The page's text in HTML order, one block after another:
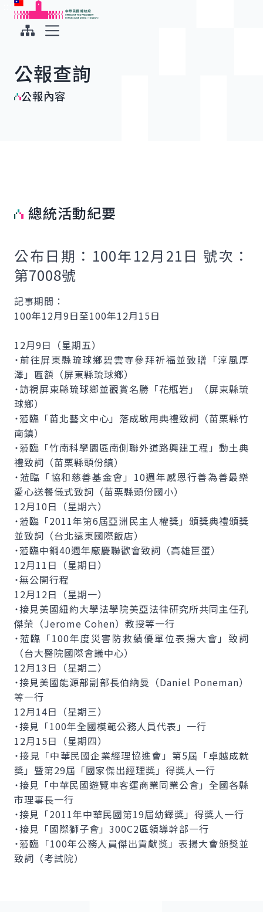
跳到主要內容
中華民國總統府
公報查詢
公報內容
總統活動紀要
公布日期：100年12月21日 號次：
第7008號
記事期間：
100年12月9日至100年12月15日
12月9日（星期五）
˙前往屏東縣琉球鄉碧雲寺參拜祈福並致贈「淳風厚
澤」匾額（屏東縣琉球鄉）
˙訪視屏東縣琉球鄉並觀賞名勝「花瓶岩」（屏東縣琉
球鄉）
˙蒞臨「苗北藝文中心」落成啟用典禮致詞（苗栗縣竹
南鎮）
˙蒞臨「竹南科學園區南側聯外道路興建工程」動土典
禮致詞（苗栗縣頭份鎮）
˙蒞臨「協和慈善基金會」10週年感恩行善為善最樂
愛心送餐儀式致詞（苗栗縣頭份國小）
12月10日（星期六）
˙蒞臨「2011年第6屆亞洲民主人權獎」頒獎典禮頒獎
並致詞（台北遠東國際飯店）
˙蒞臨中鋼40週年廠慶聯歡會致詞（高雄巨蛋）
12月11日（星期日）
˙無公開行程
12月12日（星期一）
˙接見美國紐約大學法學院美亞法律研究所共同主任孔
傑榮（Jerome Cohen）教授等一行
˙蒞臨「100年度災害防救績優單位表揚大會」致詞
（台大醫院國際會議中心）
12月13日（星期二）
˙接見美國能源部副部長伯納曼（Daniel Poneman）
等一行
12月14日（星期三）
˙接見「100年全國模範公務人員代表」一行
12月15日（星期四）
˙接見「中華民國企業經理協進會」第5屆「卓越成就
獎」暨第29屆「國家傑出經理獎」得獎人一行
˙接見「中華民國遊覽車客運商業同業公會」全國各縣
市理事長一行
˙接見「2011年中華民國第19屆幼鐸獎」得獎人一行
˙接見「國際獅子會」300C2區領導幹部一行
˙蒞臨「100年公務人員傑出貢獻獎」表揚大會頒獎並
致詞（考試院）